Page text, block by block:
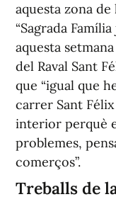
aquesta zona
“Sagrada
aquesta
del Raval Sant
que “igual que
carrer Sant
interior perquè
problemes,
comerços”.
Treballs de